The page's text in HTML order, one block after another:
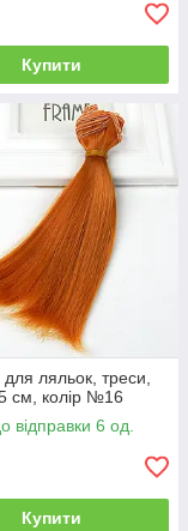
Купити
ляльок, треси,
см, колір №16
відправки 6 од.
Купити